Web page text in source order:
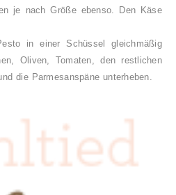
je nach Größe ebenso. Den Käse
in einer Schüssel gleichmäßig
Oliven, Tomaten, den restlichen
die Parmesanspäne unterheben.